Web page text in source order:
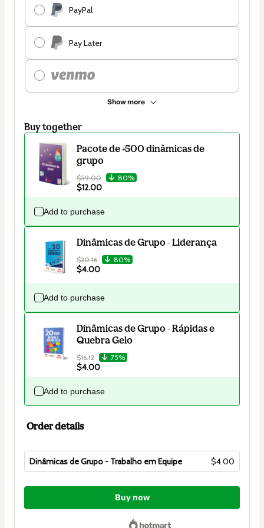
PayPal
Pay Later
Show more
Buy together
Pacote de +500 dinâmicas de
grupo
$59.00 80%
$12.00
Add to purchase
Dinâmicas de Grupo - Liderança
$20.16 80%
$4.00
Add to purchase
Dinâmicas de Grupo - Rápidas e
Quebra Gelo
$16.12 75%
$4.00
Add to purchase
Order details
Dinâmicas de Grupo - Trabalho em Equipe $4.00
Total
$4.00
Buy now